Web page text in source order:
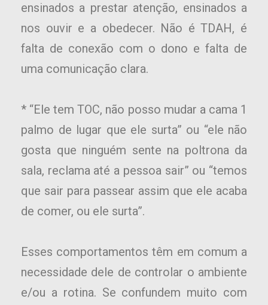
ensinados a prestar atenção, ensinados a
nos ouvir e a obedecer. Não é TDAH, é
falta de conexão com o dono e falta de
uma comunicação clara.
* “Ele tem TOC, não posso mudar a cama 1
palmo de lugar que ele surta” ou “ele não
gosta que ninguém sente na poltrona da
sala, reclama até a pessoa sair” ou “temos
que sair para passear assim que ele acaba
de comer, ou ele surta”.
Esses comportamentos têm em comum a
necessidade dele de controlar o ambiente
e/ou a rotina. Se confundem muito com